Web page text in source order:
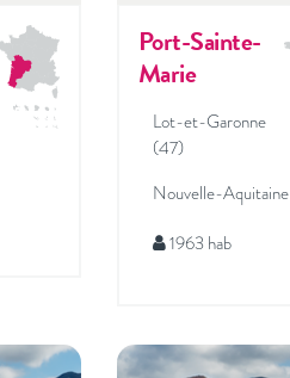
Port-Sainte-
Marie
Lot-et-Garonne
(47)
Nouvelle-Aquitaine
1963 hab